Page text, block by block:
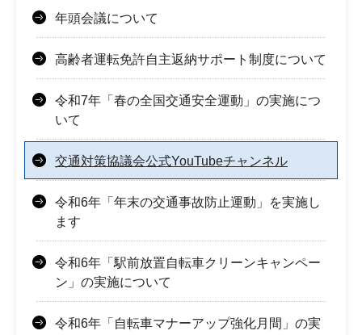
年頭会議について
高齢者運転免許自主返納サポート制度について
令和7年「春の全国交通安全運動」の実施につ
いて
交通対策協議会公式YouTubeチャンネル
令和6年「年末の交通事故防止運動」を実施し
ます
令和6年「駅前放置自転車クリーンキャンペー
ン」の実施について
令和6年「自転車マナーアップ強化月間」の実